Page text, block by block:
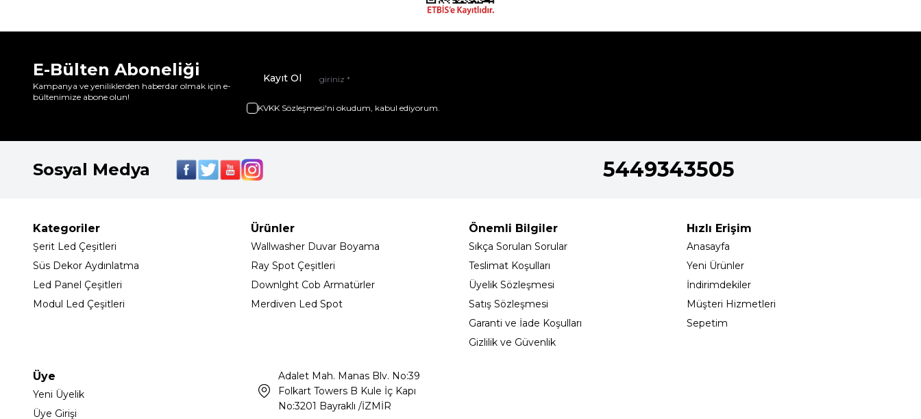
E-Bülten Aboneliği
Kampanya ve yeniliklerden haberdar olmak için e-
bültenimize abone olun!
Kayıt Ol
KVKK Sözleşmesi'ni okudum, kabul ediyorum.
Sosyal Medya 5449343505
Kategoriler
Şerit Led Çeşitleri
Süs Dekor Aydınlatma
Led Panel Çeşitleri
Modul Led Çeşitleri
Ürünler
Wallwasher Duvar Boyama
Ray Spot Çeşitleri
Downlght Cob Armatürler
Merdiven Led Spot
Önemli Bilgiler
Sıkça Sorulan Sorular
Teslimat Koşulları
Üyelik Sözleşmesi
Satış Sözleşmesi
Garanti ve İade Koşulları
Gizlilik ve Güvenlik
Hızlı Erişim
Anasayfa
Yeni Ürünler
İndirimdekiler
Müşteri Hizmetleri
Sepetim
Üye
Yeni Üyelik
Üye Girişi
Adalet Mah. Manas Blv. No:39
Folkart Towers B Kule İç Kapı
No:3201 Bayraklı /İZMİR